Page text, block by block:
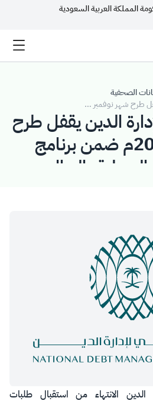
المملكة العربية السعودية
الصحفية
السعودي بمبلغ إجمالي قدره (3.415) مليار ريال سعودي
الدين يقفل طرح
شهر نوفمبر 2024م ضمن برنامج
بالريال
الدين الانتهاء من استقبال طلبات